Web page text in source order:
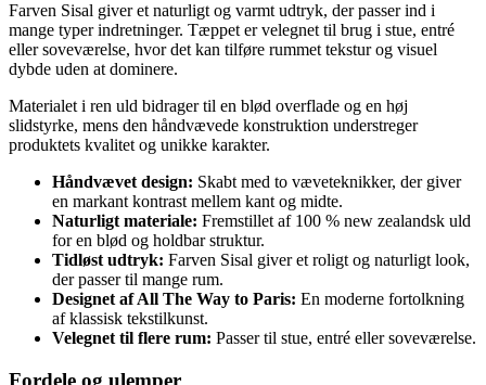
Farven Sisal giver et naturligt og varmt udtryk, der passer ind i
mange typer indretninger. Tæppet er velegnet til brug i stue, entré
eller soveværelse, hvor det kan tilføre rummet tekstur og visuel
dybde uden at dominere.
Materialet i ren uld bidrager til en blød overflade og en høj
slidstyrke, mens den håndvævede konstruktion understreger
produktets kvalitet og unikke karakter.
Håndvævet design: Skabt med to væveteknikker, der giver
en markant kontrast mellem kant og midte.
Naturligt materiale: Fremstillet af 100 % new zealandsk uld
for en blød og holdbar struktur.
Tidløst udtryk: Farven Sisal giver et roligt og naturligt look,
der passer til mange rum.
Designet af All The Way to Paris: En moderne fortolkning
af klassisk tekstilkunst.
Velegnet til flere rum: Passer til stue, entré eller soveværelse.
Fordele og ulemper